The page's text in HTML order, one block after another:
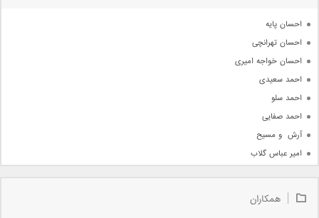
احسان پایه
احسان تهرانچی
احسان خواجه امیری
احمد سعیدی
احمد سلو
احمد صفایی
آرش  و مسیح
امیر عباس گلاب
امیر علی
همکاران